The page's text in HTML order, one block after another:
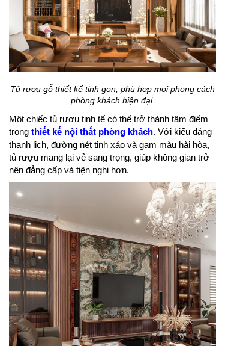
Tủ rượu gỗ thiết kế tinh gọn, phù hợp mọi phong cách
phòng khách hiện đại.
Một chiếc tủ rượu tinh tế có thể trở thành tâm điểm
trong thiết kế nội thất phòng khách. Với kiểu dáng
thanh lịch, đường nét tinh xảo và gam màu hài hòa,
tủ rượu mang lại vẻ sang trọng, giúp không gian trở
nên đẳng cấp và tiện nghi hơn.